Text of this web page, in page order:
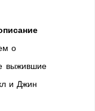
о
выжившие
и Джин